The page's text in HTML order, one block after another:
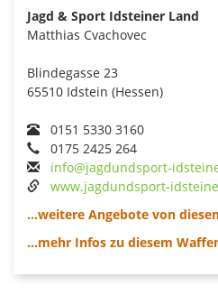
Jagd & Sport Idsteiner Land
Matthias Cvachovec
Blindegasse 23
65510 Idstein (Hessen)
0151 5330 3160
0175 2425 264
info@jagdundsport-
www.jagdundsport-
...weitere Angebote von
...mehr Infos zu diesem